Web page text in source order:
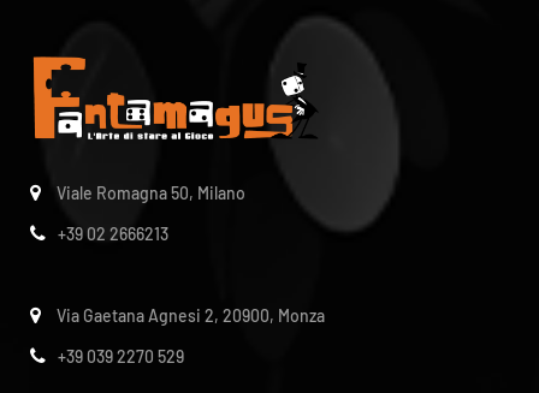
Viale Romagna 50, Milano
+39 02 2666213
Via Gaetana Agnesi 2, 20900, Monza
+39 039 2270 529